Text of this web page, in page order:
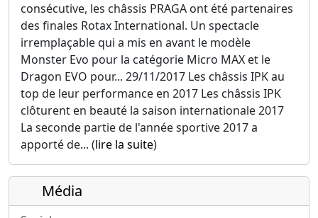
consécutive, les châssis PRAGA ont été partenaires
des finales Rotax International. Un spectacle
irremplaçable qui a mis en avant le modèle
Monster Evo pour la catégorie Micro MAX et le
Dragon EVO pour... 29/11/2017 Les châssis IPK au
top de leur performance en 2017 Les châssis IPK
clôturent en beauté la saison internationale 2017
La seconde partie de l'année sportive 2017 a
apporté de... (lire la suite)
Média